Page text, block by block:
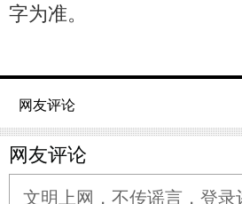
字为准。
网友评论